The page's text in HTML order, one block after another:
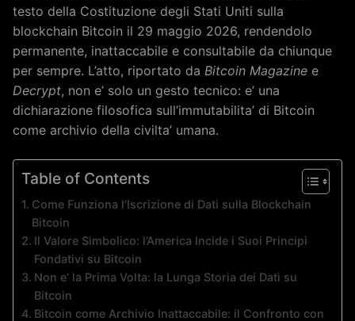
testo della Costituzione degli Stati Uniti sulla
blockchain Bitcoin il 29 maggio 2026, rendendolo
permanente, inattaccabile e consultabile da chiunque
per sempre. L’atto, riportato da Bitcoin Magazine e
Decrypt, non e’ solo un gesto tecnico: e’ una
dichiarazione filosofica sull’immutabilita’ di Bitcoin
come archivio della civilta’ umana.
Table of Contents
Come Funziona l’Iscrizione di Dati sulla Blockchain
Bitcoin
Il Valore Simbolico: l’America Incide i Suoi Principi
Fondativi su Bitcoin
Non e’ la Prima Volta: la Lunga Storia dei Dati su
Bitcoin
Bitcoin come Archivio Inattaccabile: il Confronto con